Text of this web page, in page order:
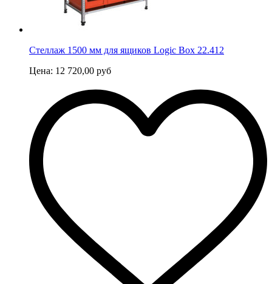
Стеллаж 1500 мм для ящиков Logic Box 22.412
Цена: 12 720,00 руб